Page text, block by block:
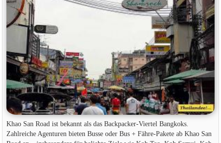
Khao San Road ist bekannt als das Backpacker-Viertel Bangkoks.
Zahlreiche Agenturen bieten Busse oder Bus + Fähre-Pakete ab Khao San